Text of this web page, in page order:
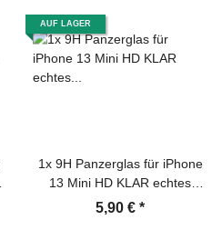
AUF LAGER
1x 9H Panzerglas für iPhone
13 Mini HD KLAR echtes
Tempered Glass Panzerfolie
5,90 € *